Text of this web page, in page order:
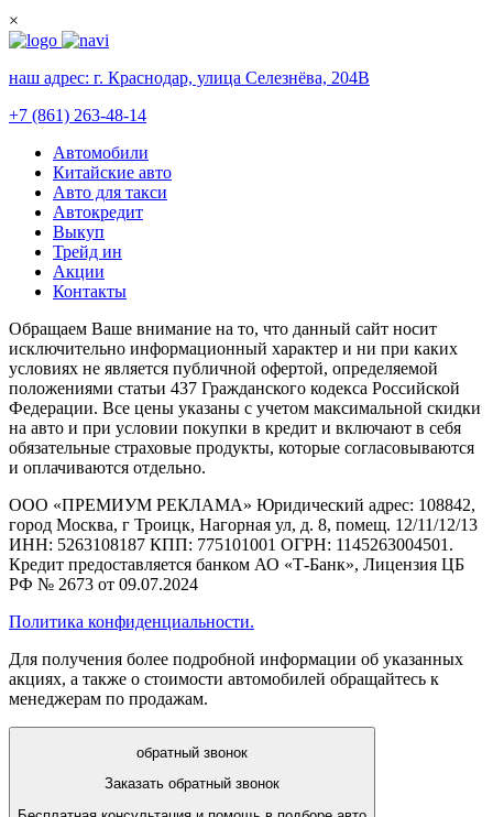
×
наш адрес: г. Краснодар, улица Селезнёва, 204В
+7 (861) 263-48-14
Автомобили
Китайские авто
Авто для такси
Автокредит
Выкуп
Трейд ин
Акции
Контакты
Обращаем Ваше внимание на то, что данный сайт носит
исключительно информационный характер и ни при каких
условиях не является публичной офертой, определяемой
положениями статьи 437 Гражданского кодекса Российской
Федерации. Все цены указаны с учетом максимальной скидки
на авто и при условии покупки в кредит и включают в себя
обязательные страховые продукты, которые согласовываются
и оплачиваются отдельно.
ООО «ПРЕМИУМ РЕКЛАМА» Юридический адрес: 108842,
город Москва, г Троицк, Нагорная ул, д. 8, помещ. 12/11/12/13
ИНН: 5263108187 КПП: 775101001 ОГРН: 1145263004501.
Кредит предоставляется банком АО «Т-Банк», Лицензия ЦБ
РФ № 2673 от 09.07.2024
Политика конфиденциальности.
Для получения более подробной информации об указанных
акциях, а также о стоимости автомобилей обращайтесь к
менеджерам по продажам.
обратный звонок
Заказать обратный звонок